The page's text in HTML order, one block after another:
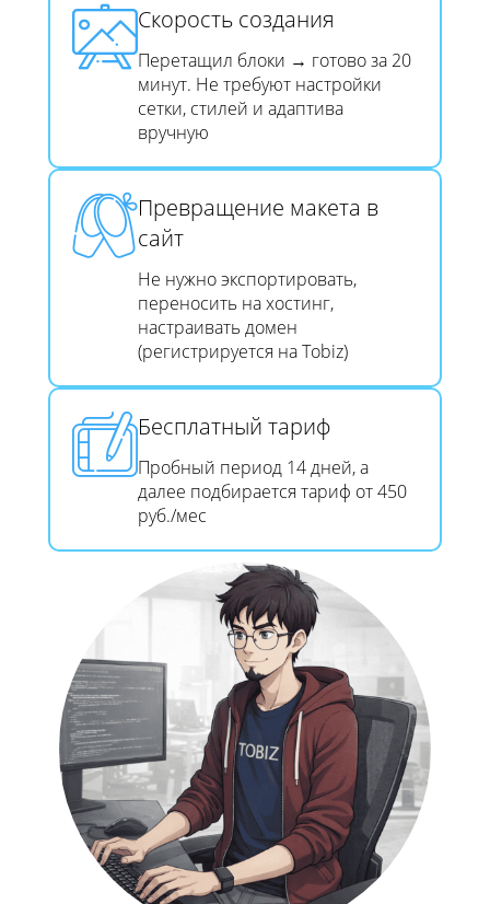
Скорость создания​​​​​​​
Перетащил блоки → готово за 20
минут. Не требуют настройки
сетки, стилей и адаптива
вручную
Превращение макета в
сайт​​​​​​​
Не нужно экспортировать,
переносить на хостинг,
настраивать домен
(регистрируется на Tobiz)
Бесплатный тариф
Пробный период 14 дней, а
далее подбирается тариф от 450
руб./мес